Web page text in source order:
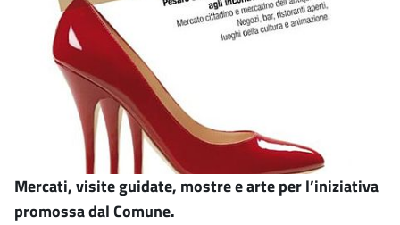
Mercati, visite guidate, mostre e arte per l’iniziativa
promossa dal Comune.